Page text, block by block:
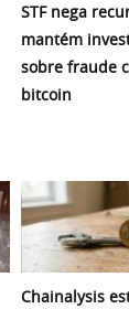
STF nega
mantém
sobre fraude
bitcoin
Chainalysis